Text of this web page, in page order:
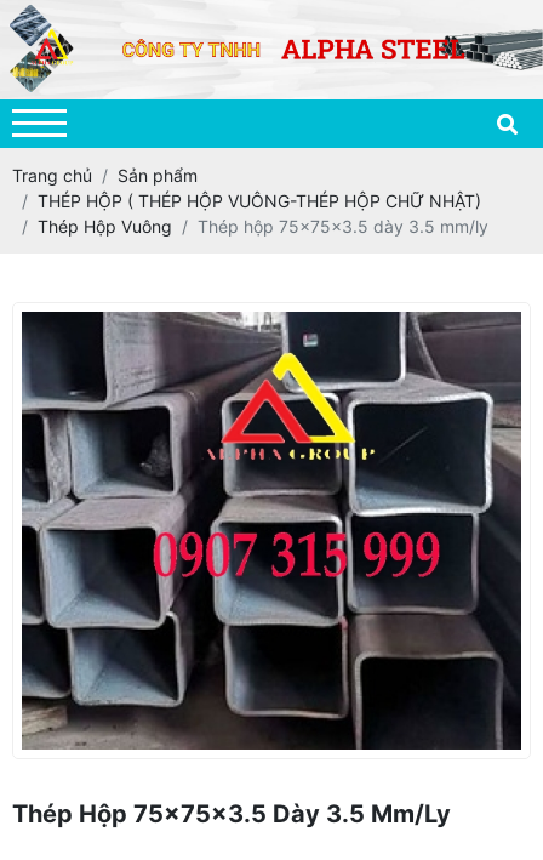
Trang chủ
Sản phẩm
THÉP HỘP ( THÉP HỘP VUÔNG-THÉP HỘP CHỮ NHẬT)
Thép Hộp Vuông
Thép hộp 75x75x3.5 dày 3.5 mm/ly
Thép Hộp 75x75x3.5 Dày 3.5 Mm/ly